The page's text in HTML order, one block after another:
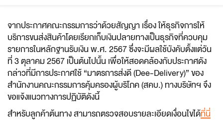
จากประกาศคณะกรรมการว่าด้วยสัญญา เรื่อง ให้ธุรกิจการให้
บริการขนส่งสินค้าโดยเรียกเก็บเงินปลายทางเป็นธุรกิจที่ควบคุม
รายการในหลักฐานรับเงิน พ.ศ. 2567 ซึ่งจะมีผลใช้บังคับตั้งแต่วัน
ที่ 3 ตุลาคม 2567 เป็นต้นไปนั้น เพื่อให้สอดคล้องกับประกาศดัง
กล่าวที่มีการประกาศใช้ “มาตรการส่งดี (Dee-Delivery)” ของ
สำนักงานคณะกรรมการคุ้มครองผู้บริโภค (สคบ.) ทางบริษัทฯ จึง
ขอแจ้งแนวทางการปฏิบัติดังนี้
สำหรับลูกค้าต้นทาง สามารถตรวจสอบรายละเอียดเงื่อนไขได้ที่นี่